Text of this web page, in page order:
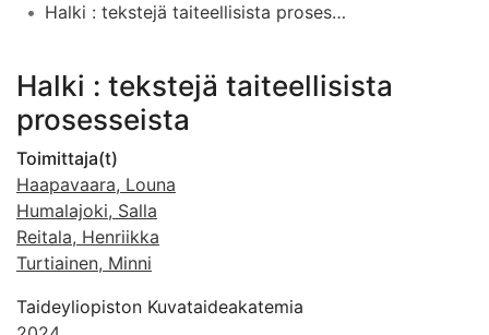
Halki : tekstejä taiteellisista prosesseista
Halki : tekstejä taiteellisista
prosesseista
Toimittaja(t)
Haapavaara, Louna
Humalajoki, Salla
Reitala, Henriikka
Turtiainen, Minni
Taideyliopiston Kuvataideakatemia